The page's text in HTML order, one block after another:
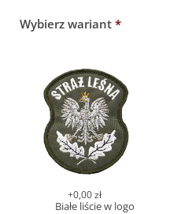
Wybierz wariant *
Białe liście w logo
+0,00 zł